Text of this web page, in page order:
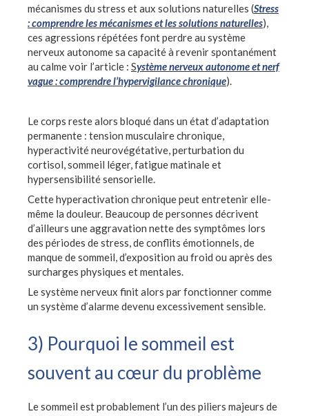
mécanismes du stress et aux solutions naturelles (Stress
: comprendre les mécanismes et les solutions naturelles),
ces agressions répétées font perdre au système
nerveux autonome sa capacité à revenir spontanément
au calme voir l’article : Système nerveux autonome et nerf
vague : comprendre l’hypervigilance chronique).
Le corps reste alors bloqué dans un état d’adaptation
permanente : tension musculaire chronique,
hyperactivité neurovégétative, perturbation du
cortisol, sommeil léger, fatigue matinale et
hypersensibilité sensorielle.
Cette hyperactivation chronique peut entretenir elle-
même la douleur. Beaucoup de personnes décrivent
d’ailleurs une aggravation nette des symptômes lors
des périodes de stress, de conflits émotionnels, de
manque de sommeil, d’exposition au froid ou après des
surcharges physiques et mentales.
Le système nerveux finit alors par fonctionner comme
un système d’alarme devenu excessivement sensible.
3) Pourquoi le sommeil est
souvent au cœur du problème
Le sommeil est probablement l’un des piliers majeurs de